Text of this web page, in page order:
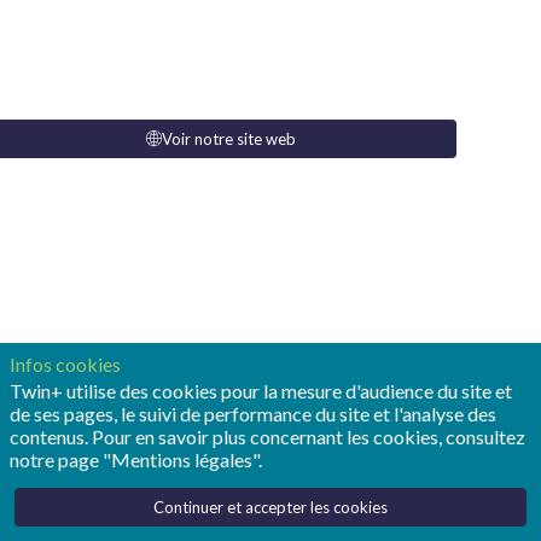
Voir notre site web
Infos cookies
Twin+ utilise des cookies pour la mesure d'audience du site et
de ses pages, le suivi de performance du site et l'analyse des
contenus. Pour en savoir plus concernant les cookies, consultez
notre page "Mentions légales".
Continuer et accepter les cookies